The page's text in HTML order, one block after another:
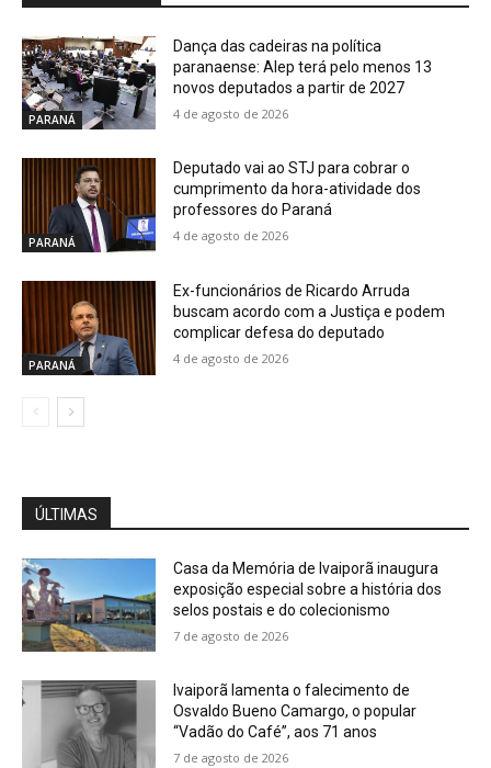
PARANÁ
Dança das cadeiras na política
paranaense: Alep terá pelo menos 13
novos deputados a partir de 2027
4 de agosto de 2026
PARANÁ
Deputado vai ao STJ para cobrar o
cumprimento da hora-atividade dos
professores do Paraná
4 de agosto de 2026
PARANÁ
Ex-funcionários de Ricardo Arruda
buscam acordo com a Justiça e podem
complicar defesa do deputado
4 de agosto de 2026
ÚLTIMAS
Casa da Memória de Ivaiporã inaugura
exposição especial sobre a história dos
selos postais e do colecionismo
7 de agosto de 2026
Ivaiporã lamenta o falecimento de
Osvaldo Bueno Camargo, o popular
“Vadão do Café”, aos 71 anos
7 de agosto de 2026